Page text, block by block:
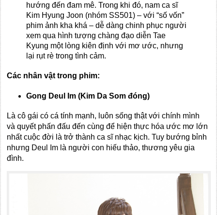
hướng đến đam mê. Trong khi đó, nam ca sĩ
Kim Hyung Joon (nhóm SS501) – với “số vốn”
phim ảnh kha khá – dễ dàng chinh phục người
xem qua hình tượng chàng đạo diễn Tae
Kyung một lòng kiên định với mơ ước, nhưng
lại rụt rè trong tình cảm.
Các nhân vật trong phim:
Gong Deul Im (Kim Da Som đóng)
Là cô gái có cá tính mạnh, luôn sống thật với chính mình
và quyết phấn đấu đến cùng để hiện thực hóa ước mơ lớn
nhất cuộc đời là trở thành ca sĩ nhạc kịch. Tuy bướng bỉnh
nhưng Deul Im là người con hiếu thảo, thương yêu gia
đình.